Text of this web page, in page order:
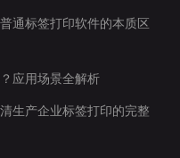
通标签打印软件的本质区
应用场景全解析
生产企业标签打印的完整